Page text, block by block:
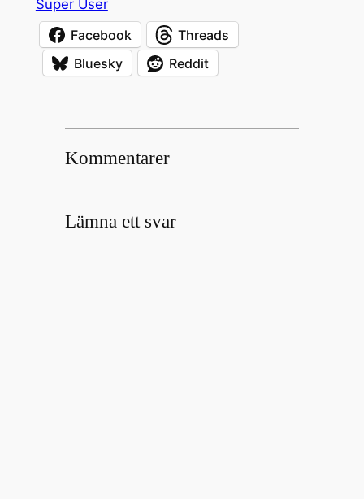
Super User
Facebook
Threads
Bluesky
Reddit
Kommentarer
Lämna ett svar